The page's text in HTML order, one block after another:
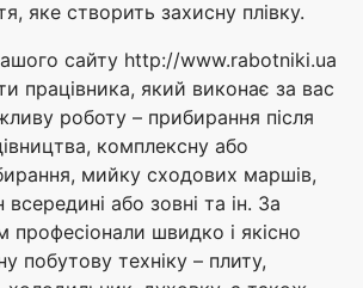
яке створить захисну плівку.
сайту http://www.rabotniki.ua
працівника, який виконає за вас
роботу – прибирання після
комплексну або
мийку сходових маршів,
всередині або зовні та ін. За
швидко і якісно
побутову техніку – плиту,